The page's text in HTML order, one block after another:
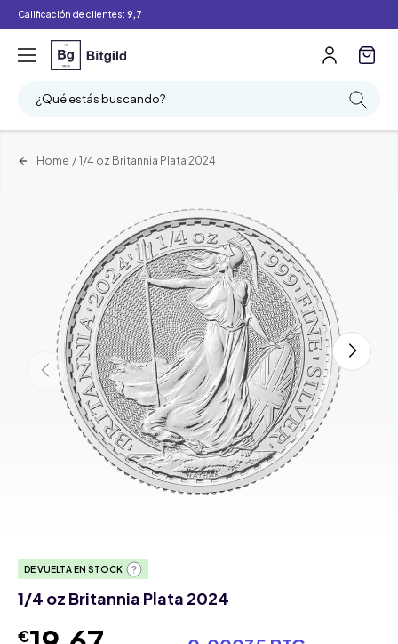
Calificación de clientes: 9,7
¿Qué estás buscando?
Home / 1/4 oz Britannia Plata 2024
DE VUELTA EN STOCK
1/4 oz Britannia Plata 2024
€